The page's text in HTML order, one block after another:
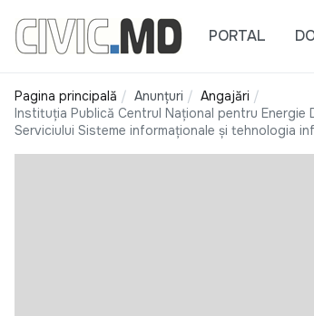
PORTAL
Pagina principală Anunțuri
Angajări
Instituția Publică Centrul Național pentru
Serviciului Sisteme informaționale și tehnologia